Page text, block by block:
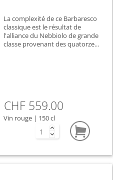
La complexité de ce Barbaresco
classique est le résultat de
l'alliance du Nebbiolo de grande
classe provenant des quatorze...
CHF 559.00
Vin rouge | 150 cl